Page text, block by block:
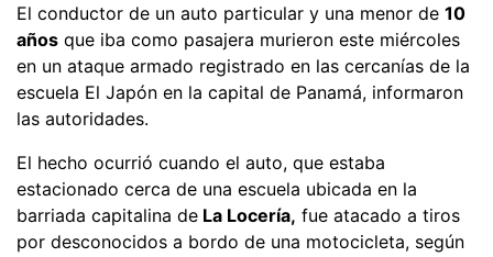
El conductor de un auto particular y una menor de 10
años que iba como pasajera murieron este miércoles
en un ataque armado registrado en las cercanías de la
escuela El Japón en la capital de Panamá, informaron
las autoridades.
El hecho ocurrió cuando el auto, que estaba
estacionado cerca de una escuela ubicada en la
barriada capitalina de La Locería, fue atacado a tiros
por desconocidos a bordo de una motocicleta, según